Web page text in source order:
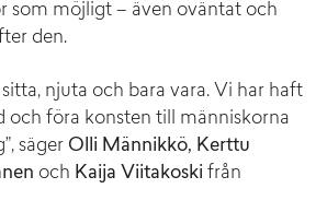
som möjligt – även oväntat och
den.
njuta och bara vara. Vi har haft
och föra konsten till människorna
säger Olli Männikkö, Kerttu
och Kaija Viitakoski från